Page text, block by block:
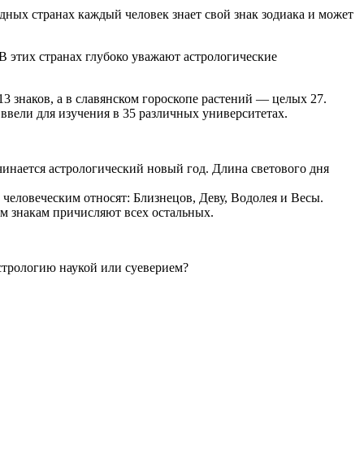
странах каждый человек знает свой знак зодиака и может
странах глубоко уважают астрологические
знаков, а в славянском гороскопе растений — целых 27.
для изучения в 35 различных университетах.
астрологический новый год. Длина светового дня
относят: Близнецов, Деву, Водолея и Весы.
знакам причисляют всех остальных.
наукой или суеверием?